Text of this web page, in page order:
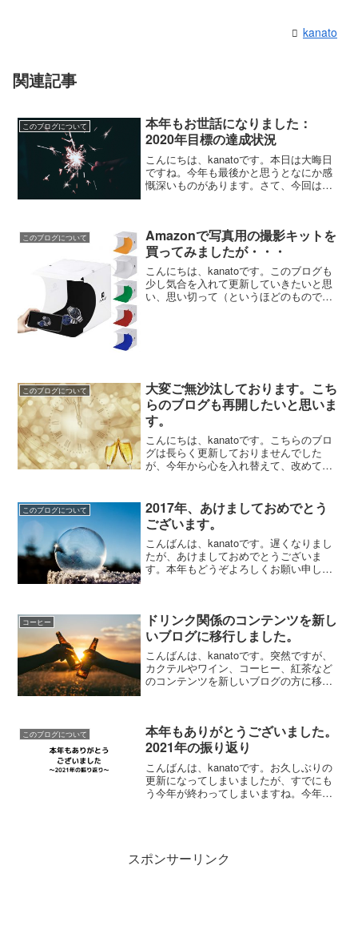
kanato
関連記事
このブログについて
本年もお世話になりました：
2020年目標の達成状況
こんにちは、kanatoです。本日は大晦日
ですね。今年も最後かと思うとなにか感
慨深いものがあります。さて、今回は年
いガジェット...
このブログについて
Amazonで写真用の撮影キットを
買ってみましたが・・・
こんにちは、kanatoです。このブログも
少し気合を入れて更新していきたいと思
い、思い切って（というほどのものでは
このブログについて
大変ご無沙汰しております。こち
らのブログも再開したいと思いま
す。
こんにちは、kanatoです。こちらのブロ
グは長らく更新しておりませんでした
が、今年から心を入れ替えて、改めてい
初は1週間に1回の更新を目標に頑張って
いきたいと思います...
このブログについて
2017年、あけましておめでとう
ございます。
こんばんは、kanatoです。遅くなりまし
たが、あけましておめでとうございま
す。本年もどうぞよろしくお願い申し上
状態でした。正直な...
コーヒー
ドリンク関係のコンテンツを新し
いブログに移行しました。
こんばんは、kanatoです。突然ですが、
カクテルやワイン、コーヒー、紅茶など
のコンテンツを新しいブログの方に移行
移行させまし...
このブログについて
本年もありがとうございました。
2021年の振り返り
こんばんは、kanatoです。お久しぶりの
更新になってしまいましたが、すでにも
う今年が終わってしまいますね。今年の
スポンサーリンク